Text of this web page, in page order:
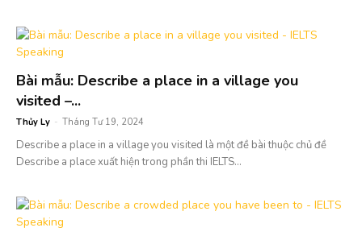
Bài mẫu: Describe a place in a village you
visited –...
Thủy Ly - Tháng Tư 19, 2024
Describe a place in a village you visited là một đề bài thuộc chủ đề
Describe a place xuất hiện trong phần thi IELTS...